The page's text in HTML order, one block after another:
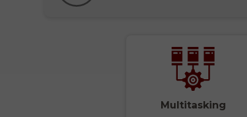
Multitasking